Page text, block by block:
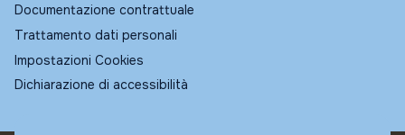
Documentazione contrattuale
Trattamento dati personali
Impostazioni Cookies
Dichiarazione di accessibilità